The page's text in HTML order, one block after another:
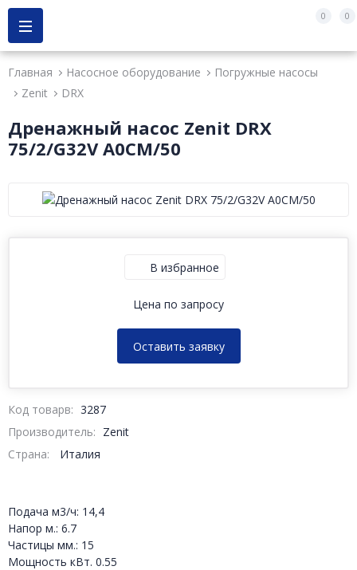
0 0
Главная Насосное оборудование
Погружные насосы
Zenit
DRX
Дренажный насос Zenit DRX
75/2/G32V A0CM/50
Код товарв: 3287
Производитель: Zenit
Страна:
Италия
В избранное
Цена по запросу
Оставить заявку
Подача м3/ч: 14,4
Напор м.: 6.7
Частицы мм.: 15
Мощность кВт. 0.55